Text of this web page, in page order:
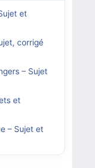
et
corrigé
– Sujet
et
– Sujet et